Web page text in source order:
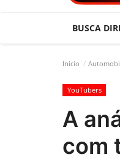
BUSCA
Início
YouTubers
A
com